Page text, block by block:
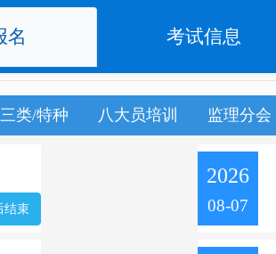
名 考试信息
类/特种 八大员培训 监理分会
结束
2026
08-07